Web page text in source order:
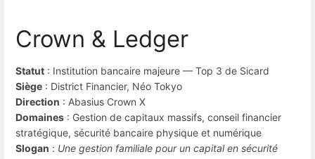
Crown & Ledger
Statut : Institution bancaire majeure — Top 3 de Sicard
Siège : District Financier, Néo Tokyo
Direction : Abasius Crown X
Domaines : Gestion de capitaux massifs, conseil financier
stratégique, sécurité bancaire physique et numérique
Slogan : Une gestion familiale pour un capital en sécurité